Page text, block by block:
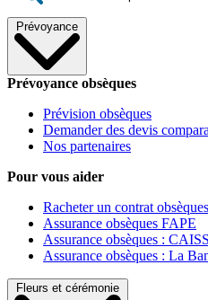
Prévoyance
Prévoyance obsèques
Prévision obsèques
Demander des devis
Nos partenaires
Pour vous aider
Racheter un contrat
Assurance obsèques FAPE
Assurance obsèques :
Assurance obsèques : La
Fleurs et cérémonie